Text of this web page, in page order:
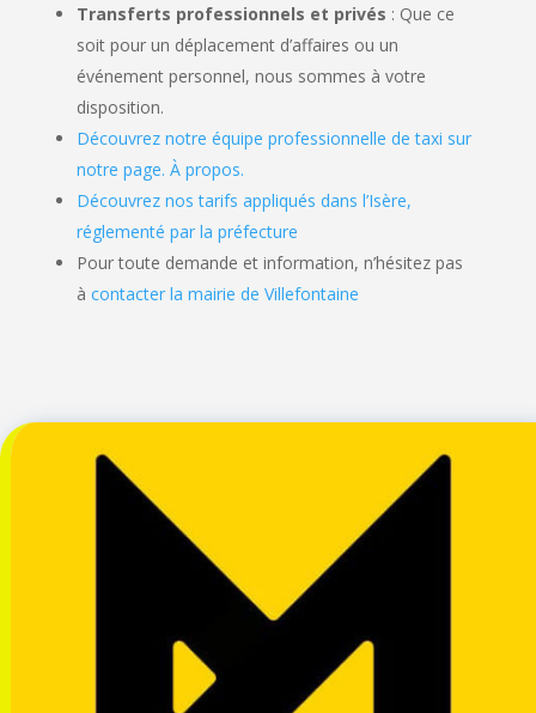
Transferts professionnels et privés : Que ce
soit pour un déplacement d’affaires ou un
événement personnel, nous sommes à votre
disposition.
Découvrez notre équipe professionnelle de taxi sur
notre page. À propos.
Découvrez nos tarifs appliqués dans l’Isère,
réglementé par la préfecture
Pour toute demande et information, n’hésitez pas
à contacter la mairie de Villefontaine